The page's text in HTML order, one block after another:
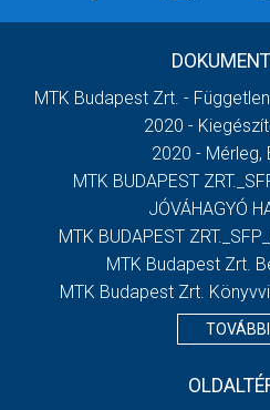
MTK Budapest Zrt. -
2020 -
2020 - Mérleg,
MTK BUDAPEST
JÓVÁHAGYÓ
MTK BUDAPEST
MTK Budapest Zrt.
MTK Budapest Zrt.